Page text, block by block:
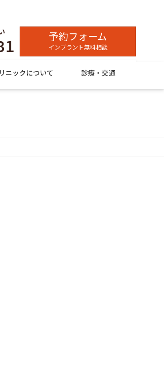
予約フォーム
インプラント無料相談
ニックについて 診療・交通